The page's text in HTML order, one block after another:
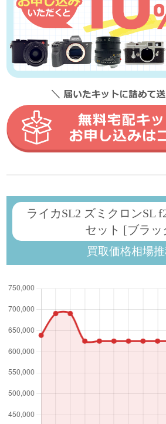
ライカSL2 ズミクロンSL
セット [ブラッ
買取価格相場